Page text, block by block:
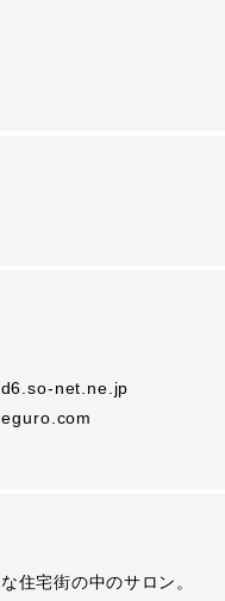
net.ne.jp
住宅街の中のサロン。